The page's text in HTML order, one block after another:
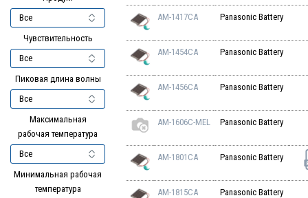
Чувствительность
Пиковая длина волны
Максимальная
рабочая температура
Минимальная рабочая
температура
AM-1417CA Panasonic Battery
AM-1454CA Panasonic Battery
AM-1456CA Panasonic Battery
AM-1606C-MEL Panasonic Battery
AM-1801CA Panasonic Battery
AM-1815CA Panasonic Battery